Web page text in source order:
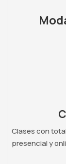
Clases con
presencial y